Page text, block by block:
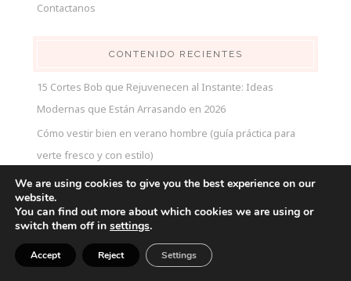
Contactanos
CONTENIDO RECIENTES
15 Cortes Bob que Rejuvenecen al Instante: Ideas
Modernas que Están Arrasando en 2026
Cómo vestir bien en verano hombre (guía práctica para
verte fresco y con estilo)
Cómo Vestir en Verano para Hombres (Sin Pasar Calor y
Viéndose Bien)
Outfits formales para hombres mayores de 50
We are using cookies to give you the best experience on our
website.
You can find out more about which cookies we are using or
switch them off in settings.
Accept Reject Settings